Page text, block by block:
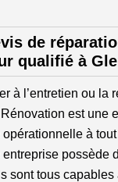
de
qualifié à
à l’entretien ou la
est une
à
possède
sont tous